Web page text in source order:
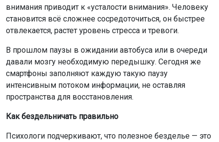
внимания приводит к «усталости внимания». Человеку
становится всё сложнее сосредоточиться, он быстрее
отвлекается, растет уровень стресса и тревоги.
В прошлом паузы в ожидании автобуса или в очереди
давали мозгу необходимую передышку. Сегодня же
смартфоны заполняют каждую такую паузу
интенсивным потоком информации, не оставляя
пространства для восстановления.
Как бездельничать правильно
Психологи подчеркивают, что полезное безделье — это